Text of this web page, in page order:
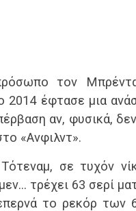
τον
2014 έφτασε μια
αν, φυσικά,
«Ανφιλντ».
σε τυχόν
τρέχει 63 σερί
το ρεκόρ των